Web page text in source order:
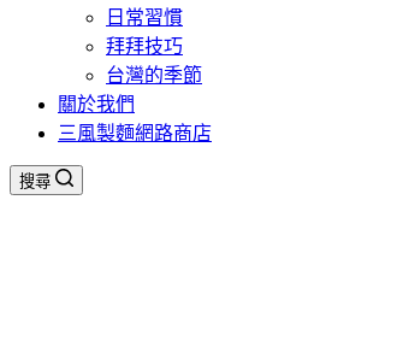
日常習慣
拜拜技巧
台灣的季節
關於我們
三風製麵網路商店
搜尋